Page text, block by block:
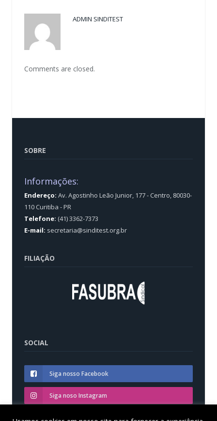
ADMIN SINDITEST
Comments are closed.
SOBRE
Informações:
Endereço: Av. Agostinho Leão Junior, 177 - Centro, 80030-
110 Curitiba - PR
Telefone: (41) 3362-7373
E-mail: secretaria@sinditest.org.br
FILIAÇÃO
SOCIAL
Siga nosso Facebook
Siga noso Instagram
Siga nosso YouTube